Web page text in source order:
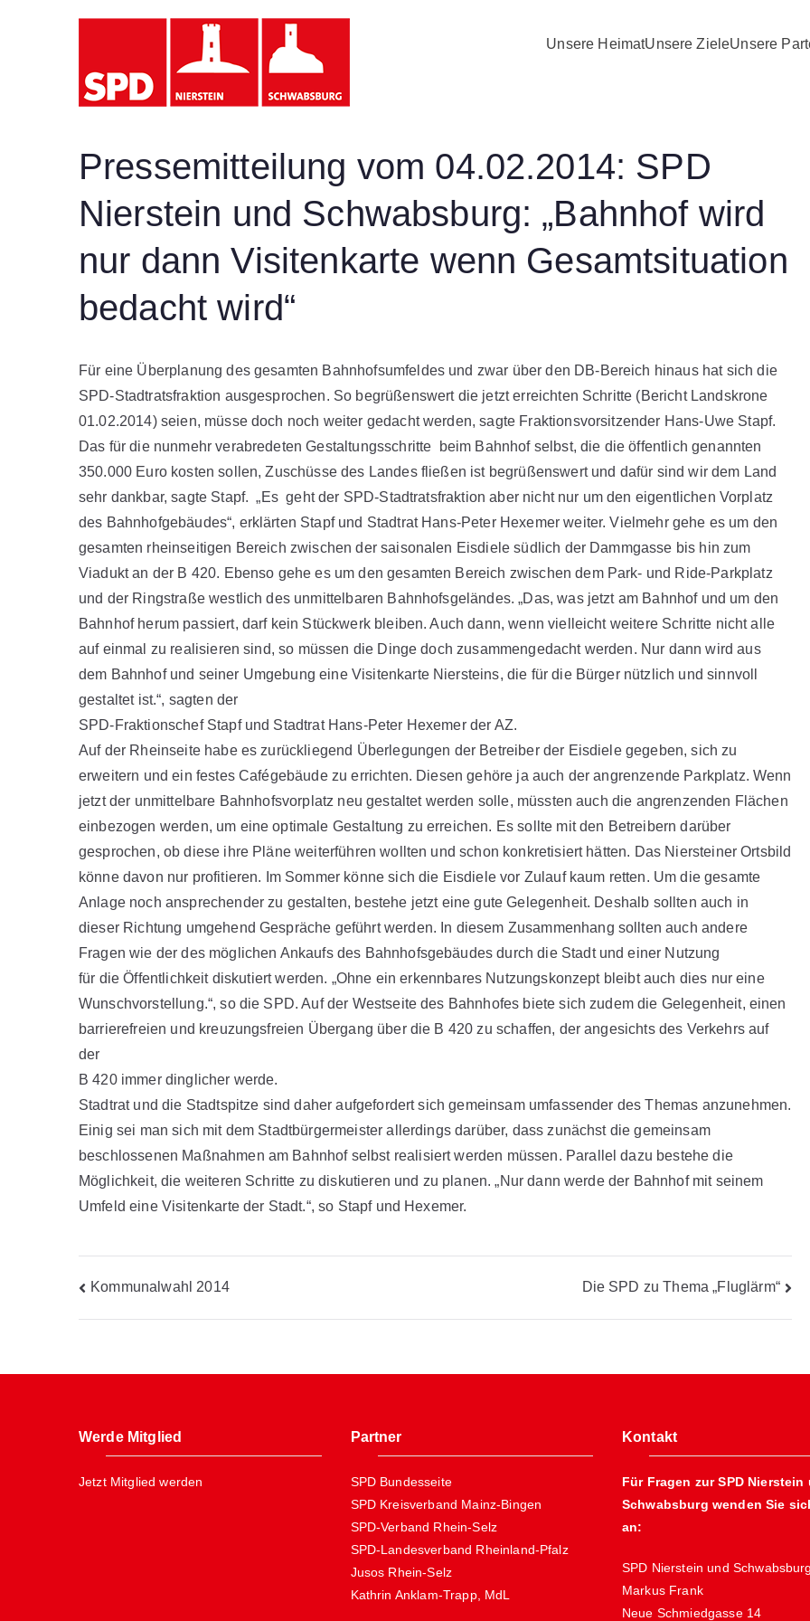
Unsere HeimatUnsere ZieleUnsere
Pressemitteilung vom 04.02.2014: SPD
Nierstein und Schwabsburg: „Bahnhof wird
nur dann Visitenkarte wenn Gesamtsituation
bedacht wird“
Für eine Überplanung des gesamten Bahnhofsumfeldes und zwar über den DB-Bereich hinaus hat sich die
SPD-Stadtratsfraktion ausgesprochen. So begrüßenswert die jetzt erreichten Schritte (Bericht Landskrone
01.02.2014) seien, müsse doch noch weiter gedacht werden, sagte Fraktionsvorsitzender Hans-Uwe Stapf.
Das für die nunmehr verabredeten Gestaltungsschritte beim Bahnhof selbst, die die öffentlich genannten
350.000 Euro kosten sollen, Zuschüsse des Landes fließen ist begrüßenswert und dafür sind wir dem Land
sehr dankbar, sagte Stapf. „Es geht der SPD-Stadtratsfraktion aber nicht nur um den eigentlichen Vorplatz
des Bahnhofgebäudes“, erklärten Stapf und Stadtrat Hans-Peter Hexemer weiter. Vielmehr gehe es um den
gesamten rheinseitigen Bereich zwischen der saisonalen Eisdiele südlich der Dammgasse bis hin zum
Viadukt an der B 420. Ebenso gehe es um den gesamten Bereich zwischen dem Park- und Ride-Parkplatz
und der Ringstraße westlich des unmittelbaren Bahnhofsgeländes. „Das, was jetzt am Bahnhof und um den
Bahnhof herum passiert, darf kein Stückwerk bleiben. Auch dann, wenn vielleicht weitere Schritte nicht alle
auf einmal zu realisieren sind, so müssen die Dinge doch zusammengedacht werden. Nur dann wird aus
dem Bahnhof und seiner Umgebung eine Visitenkarte Niersteins, die für die Bürger nützlich und sinnvoll
gestaltet ist.“, sagten der
SPD-Fraktionschef Stapf und Stadtrat Hans-Peter Hexemer der AZ.
Auf der Rheinseite habe es zurückliegend Überlegungen der Betreiber der Eisdiele gegeben, sich zu
erweitern und ein festes Cafégebäude zu errichten. Diesen gehöre ja auch der angrenzende Parkplatz. Wenn
jetzt der unmittelbare Bahnhofsvorplatz neu gestaltet werden solle, müssten auch die angrenzenden Flächen
einbezogen werden, um eine optimale Gestaltung zu erreichen. Es sollte mit den Betreibern darüber
gesprochen, ob diese ihre Pläne weiterführen wollten und schon konkretisiert hätten. Das Niersteiner Ortsbild
könne davon nur profitieren. Im Sommer könne sich die Eisdiele vor Zulauf kaum retten. Um die gesamte
Anlage noch ansprechender zu gestalten, bestehe jetzt eine gute Gelegenheit. Deshalb sollten auch in
dieser Richtung umgehend Gespräche geführt werden. In diesem Zusammenhang sollten auch andere
Fragen wie der des möglichen Ankaufs des Bahnhofsgebäudes durch die Stadt und einer Nutzung
für die Öffentlichkeit diskutiert werden. „Ohne ein erkennbares Nutzungskonzept bleibt auch dies nur eine
Wunschvorstellung.“, so die SPD. Auf der Westseite des Bahnhofes biete sich zudem die Gelegenheit, einen
barrierefreien und kreuzungsfreien Übergang über die B 420 zu schaffen, der angesichts des Verkehrs auf
der
B 420 immer dinglicher werde.
Stadtrat und die Stadtspitze sind daher aufgefordert sich gemeinsam umfassender des Themas anzunehmen.
Einig sei man sich mit dem Stadtbürgermeister allerdings darüber, dass zunächst die gemeinsam
beschlossenen Maßnahmen am Bahnhof selbst realisiert werden müssen. Parallel dazu bestehe die
Möglichkeit, die weiteren Schritte zu diskutieren und zu planen. „Nur dann werde der Bahnhof mit seinem
Umfeld eine Visitenkarte der Stadt.“, so Stapf und Hexemer.
Beitragsnavigation
Kommunalwahl 2014 Die SPD zu Thema „Fluglärm“
Werde Mitglied
Jetzt Mitglied werden
Partner
SPD Bundesseite
SPD Kreisverband Mainz-Bingen
SPD-Verband Rhein-Selz
SPD-Landesverband Rheinland-Pfalz
Jusos Rhein-Selz
Kathrin Anklam-Trapp, MdL
Kontakt
Für Fragen zur SPD Nierstein
Schwabsburg wenden Sie
an:
SPD Nierstein und Schwabsburg
Markus Frank
Neue Schmiedgasse 14